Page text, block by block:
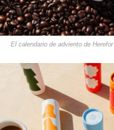
El calendario de adviento de Herefor